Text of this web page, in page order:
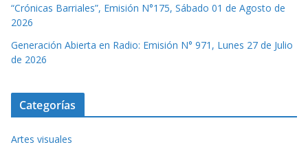
“Crónicas Barriales”, Emisión N°175, Sábado 01 de Agosto de
2026
Generación Abierta en Radio: Emisión N° 971, Lunes 27 de Julio
de 2026
Categorías
Artes visuales